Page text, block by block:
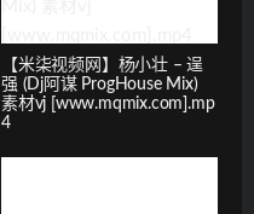
【米柒视频网】杨小壮 – 逞
强 (Dj阿谋 ProgHouse Mix)
素材vj [www.mqmix.com].mp
4